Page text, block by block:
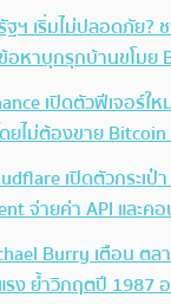
ฐฯ เริ่มไม่ปลอดภัย?
อหาบุกรุกบ้านขโมย
เปิดตัวฟีเจอร์ใ
ดยไม่ต้องขาย
เปิดตัวกระเป๋
จ่ายค่า API และค
Burry เตือน ต
รง ย้ำวิกฤตปี 1987